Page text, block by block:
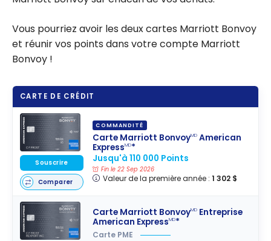
Vous pourriez avoir les deux cartes Marriott Bonvoy
et réunir vos points dans votre compte Marriott
Bonvoy !
CARTE DE CRÉDIT
COMMANDITÉ
Carte Marriott BonvoyMD American
ExpressMD*
Jusqu'à 110 000 Points
Fin le 22 Sep 2026
Valeur de la première année : 1 302 $
Souscrire
Comparer
Carte Marriott BonvoyMD Entreprise
American ExpressMD*
Carte PME